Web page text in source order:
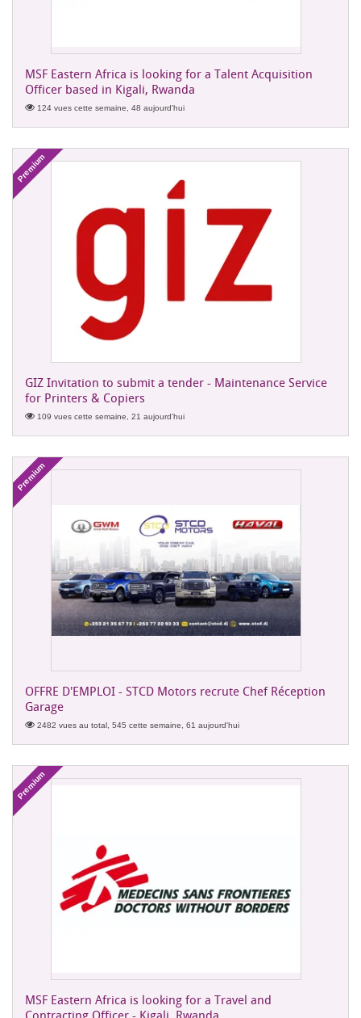
MSF Eastern Africa is looking for a Talent Acquisition
Officer based in Kigali, Rwanda
124 vues cette semaine, 48 aujourd'hui
Premium
GIZ Invitation to submit a tender - Maintenance Service
for Printers & Copiers
109 vues cette semaine, 21 aujourd'hui
Premium
OFFRE D'EMPLOI - STCD Motors recrute Chef Réception
Garage
2482 vues au total, 545 cette semaine, 61 aujourd'hui
Premium
MSF Eastern Africa is looking for a Travel and
Contracting Officer - Kigali, Rwanda